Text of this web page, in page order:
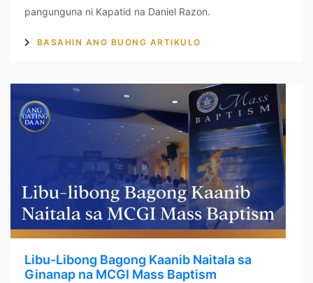
pangunguna ni Kapatid na Daniel Razon.
BASAHIN ANG BUONG ARTIKULO
Libu-Libong Bagong Kaanib Naitala sa
Ginanap na MCGI Mass Baptism